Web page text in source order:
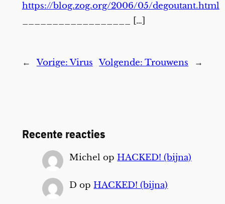
https://blog.zog.org/2006/05/degoutant.html
__________________ […]
← Vorige:Virus Volgende:Trouwens →
Recente reacties
Michel opHACKED! (bijna)
D opHACKED! (bijna)